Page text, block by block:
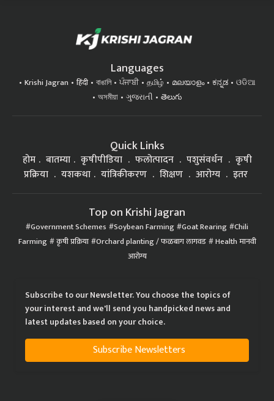
Languages
Krishi Jagran हिंदी বাঙালি ਪੰਜਾਬੀ தமிழ் മലയാളം ಕನ್ನಡ
ଓଡିଆ
অসমীয়া
ગુજરાતી తెలుగు
Quick Links
होम बातम्या कृषीपीडिया फलोत्पादन पशुसंवर्धन
कृषी
प्रक्रिया
यशकथा यांत्रिकीकरण शिक्षण आरोग्य इतर
Top on Krishi Jagran
Government Schemes Soybean Farming Goat Rearing Chili
Farming कृषी प्रक्रिया Orchard planting / फळबाग लागवड Health मानवी
आरोग्य
Subscribe to our Newsletter. You choose the topics of
your interest and we'll send you handpicked news and
latest updates based on your choice.
Subscribe Newsletters